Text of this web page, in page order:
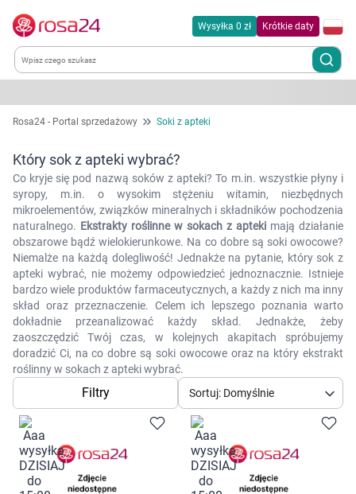
Wysyłka 0 zł Krótkie daty
Kategorie
Chemia gospodarcza
Dla zwierząt
Dom i ogród
Zdrowie
Kobieta w ciąży i mama
Dziecko
Kosmetyki
Mężczyzna
Rosa24 - Portal sprzedażowy Soki z apteki
Który sok z apteki wybrać?
Co kryje się pod nazwą soków z apteki? To m.in. wszystkie płyny i
syropy, m.in. o wysokim stężeniu witamin, niezbędnych
mikroelementów, związków mineralnych i składników pochodzenia
naturalnego. Ekstrakty roślinne w sokach z apteki mają działanie
obszarowe bądź wielokierunkowe. Na co dobre są soki owocowe?
Niemalże na każdą dolegliwość! Jednakże na pytanie, który sok z
apteki wybrać, nie możemy odpowiedzieć jednoznacznie. Istnieje
bardzo wiele produktów farmaceutycznych, a każdy z nich ma inny
skład oraz przeznaczenie. Celem ich lepszego poznania warto
dokładnie przeanalizować każdy skład. Jednakże, żeby
zaoszczędzić Twój czas, w kolejnych akapitach spróbujemy
doradzić Ci, na co dobre są soki owocowe oraz na który ekstrakt
roślinny w sokach z apteki wybrać.
Filtry Sortuj: Domyślnie